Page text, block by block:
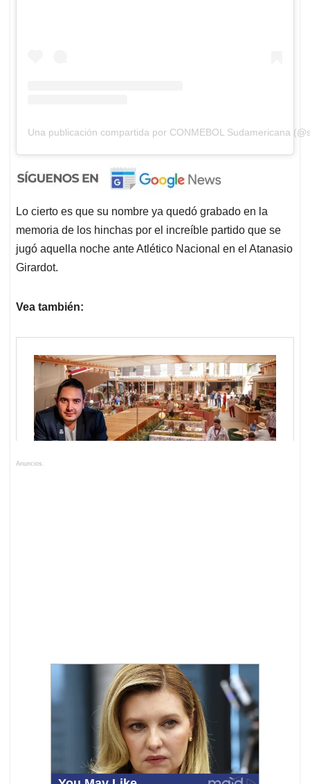
Una publicación compartida por CONMEBOL Sudamericana
Lo cierto es que su nombre ya quedó grabado en la
memoria de los hinchas por el increíble partido que se
jugó aquella noche ante Atlético Nacional en el Atanasio
Girardot.
Vea también:
Anuncios.